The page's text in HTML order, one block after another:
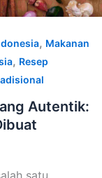
, Makanan
, Resep
Autentik:
satu